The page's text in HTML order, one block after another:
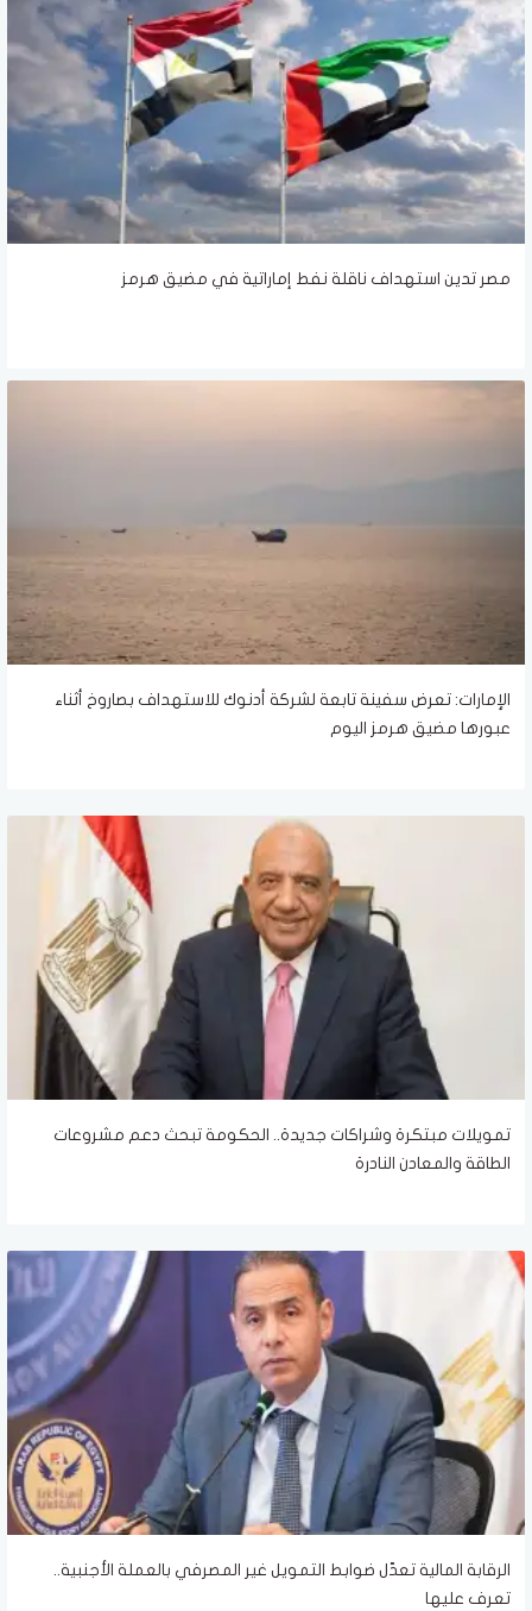
مصر تدين استهداف ناقلة نفط إماراتية في مضيق هرمز
الإمارات: تعرض سفينة تابعة لشركة أدنوك للاستهداف بصاروخ أثناء
عبورها مضيق هرمز اليوم
تمويلات مبتكرة وشراكات جديدة.. الحكومة تبحث دعم مشروعات
الطاقة والمعادن النادرة
الرقابة المالية تعدّل ضوابط التمويل غير المصرفي بالعملة الأجنبية..
تعرف عليها